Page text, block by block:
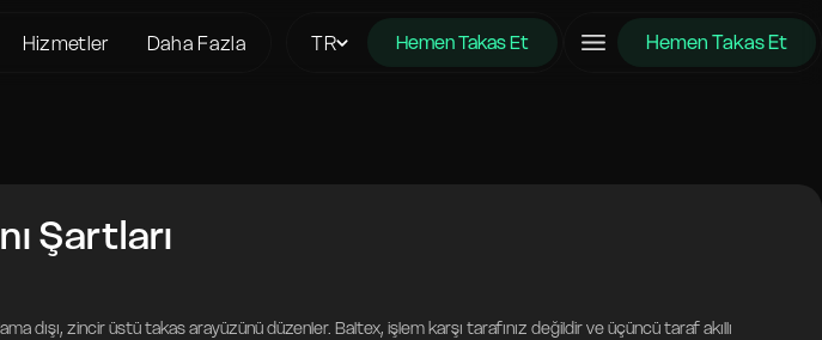
Hizmetler
(XMR)
Daha Fazla
SSS
TR Hemen Takas Et Hemen Takas Et
Şartları
dışı, zincir üstü takas arayüzünü düzenler. Baltex, işlem karşı tarafınız değildir ve üçüncü taraf akıllı